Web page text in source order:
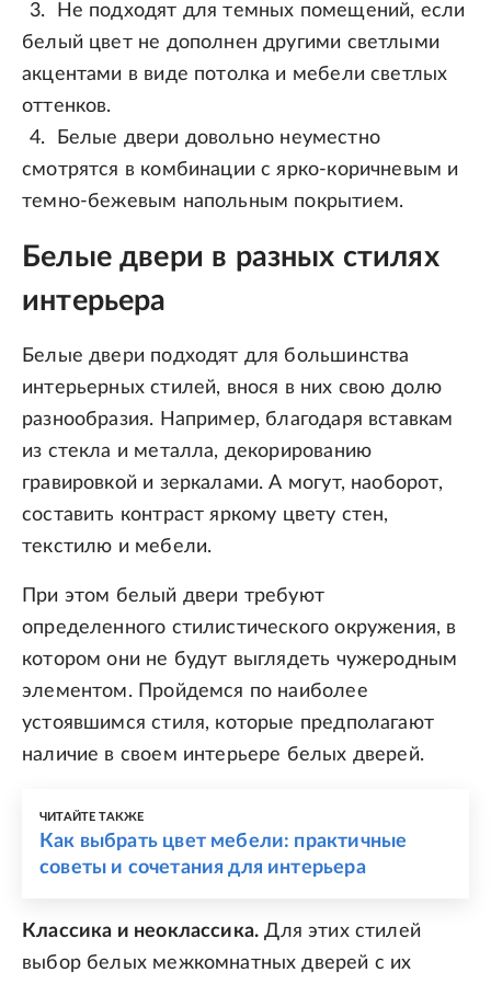
Не подходят для темных помещений, если
белый цвет не дополнен другими светлыми
акцентами в виде потолка и мебели светлых
оттенков.
Белые двери довольно неуместно
смотрятся в комбинации с ярко-коричневым и
темно-бежевым напольным покрытием.
Белые двери в разных стилях
интерьера
Белые двери подходят для большинства
интерьерных стилей, внося в них свою долю
разнообразия. Например, благодаря вставкам
из стекла и металла, декорированию
гравировкой и зеркалами. А могут, наоборот,
составить контраст яркому цвету стен,
текстилю и мебели.
При этом белый двери требуют
определенного стилистического окружения, в
котором они не будут выглядеть чужеродным
элементом. Пройдемся по наиболее
устоявшимся стиля, которые предполагают
наличие в своем интерьере белых дверей.
ЧИТАЙТЕ ТАКЖЕ
Как выбрать цвет мебели: практичные
советы и сочетания для интерьера
Классика и неоклассика. Для этих стилей
выбор белых межкомнатных дверей с их